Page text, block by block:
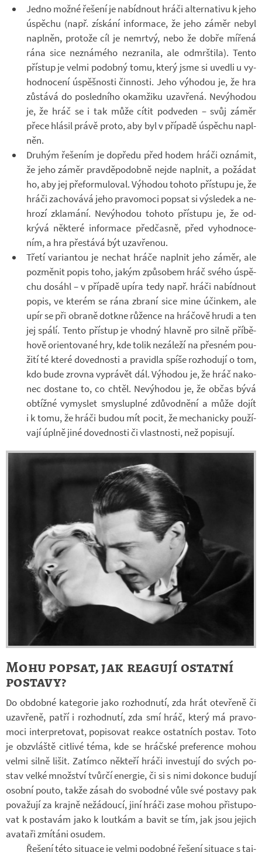
Jedno možné ře­šení je na­bíd­nout hráči al­ter­na­tivu k jeho
úspě­chu (např. zís­kání in­for­mace, že jeho záměr nebyl
na­pl­něn, pro­tože cíl je ne­mrtvý, nebo že dobře mí­řená
rána sice ne­zná­mého ne­zra­nila, ale od­mrš­tila). Tento
pří­stup je velmi po­dobný tomu, který jsme si uvedli u vy­
hod­no­cení úspěš­nosti čin­nosti. Jeho vý­ho­dou je, že hra
zů­stává do po­sled­ního oka­mžiku uza­vřená. Ne­vý­ho­dou
je, že hráč se i tak může cítit pod­ve­den – svůj záměr
přece hlá­sil právě proto, aby byl v pří­padě úspě­chu na­pl­
něn.
Dru­hým ře­še­ním je do­předu před hodem hráči ozná­mit,
že jeho záměr prav­dě­po­dobně nejde na­pl­nit, a po­žá­dat
ho, aby jej pře­for­mu­lo­val. Vý­ho­dou to­hoto pří­stupu je, že
hráči za­cho­vává jeho pra­vo­moci po­psat si vý­sle­dek a ne­
hrozí zkla­mání. Ne­vý­ho­dou to­hoto pří­stupu je, že od­
krývá ně­které in­for­mace před­časně, před vy­hod­no­ce­
ním, a hra pře­stává být uza­vře­nou.
Třetí va­ri­an­tou je ne­chat hráče na­pl­nit jeho záměr, ale
po­změ­nit popis toho, jakým způ­so­bem hráč svého úspě­
chu do­sáhl – v pří­padě upíra tedy např. hráči na­bíd­nout
popis, ve kte­rém se rána zbraní sice mine účin­kem, ale
upír se při obraně do­tkne rů­žence na hrá­čově hrudi a ten
jej spálí. Tento pří­stup je vhodný hlavně pro silně pří­bě­
hově ori­en­to­vané hry, kde tolik ne­zá­leží na přes­ném po­u­
žití té které do­ved­nosti a pra­vi­dla spíše roz­ho­dují o tom,
kdo bude zrovna vy­prá­vět dál. Vý­ho­dou je, že hráč na­ko­
nec do­stane to, co chtěl. Ne­vý­ho­dou je, že občas bývá
ob­tížné vy­mys­let smys­lu­plné zdů­vod­nění a může dojít
i k tomu, že hráči budou mít pocit, že me­cha­nicky po­u­ží­
vají úplně jiné do­ved­nosti či vlast­nosti, než po­pi­sují.
Mohu popsat, jak reagují ostatní
postavy?
Do ob­dobné ka­te­go­rie jako roz­hod­nutí, zda hrát ote­vřeně či
uza­vřeně, patří i roz­hod­nutí, zda smí hráč, který má pra­vo­
moci in­ter­pre­to­vat, po­pi­so­vat re­akce ostat­ních po­stav. Toto
je ob­zvláště cit­livé téma, kde se hráč­ské pre­fe­rence mohou
velmi silně lišit. Za­tímco ně­kteří hráči in­ves­tují do svých po­
stav velké množ­ství tvůrčí ener­gie, či si s nimi do­konce bu­dují
osobní pouto, takže zásah do svo­bodné vůle své po­stavy pak
po­va­žují za krajně ne­žá­doucí, jiní hráči zase mohou při­stu­po­
vat k po­sta­vám jako k loutkám a bavit se tím, jak jsou je­jich
ava­taři zmí­táni osu­dem.
Ře­šení této si­tu­ace je velmi po­dobné ře­šení si­tu­ace s taj­